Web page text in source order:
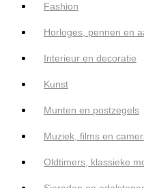
Fashion
Horloges, pennen en
Interieur en decoratie
Kunst
Munten en postzegels
Muziek, films en
Oldtimers, klassieke